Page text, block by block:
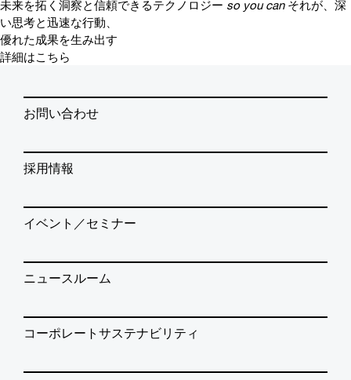
未来を拓く洞察と信頼できるテクノロジー so you can それが、深
い思考と迅速な行動、
優れた成果を生み出す
詳細はこちら
お問い合わせ
採用情報
イベント／セミナー
ニュースルーム
コーポレートサステナビリティ